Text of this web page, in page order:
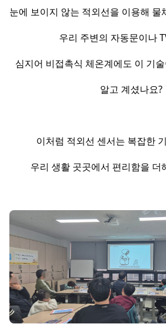
눈에 보이지 않는 적외선을 이용해 물
우리 주변의 자동문이나
심지어 비접촉식 체온계에도 이 기
알고 계셨나요?
이처럼 적외선 센서는 복잡한
우리 생활 곳곳에서 편리함을 더